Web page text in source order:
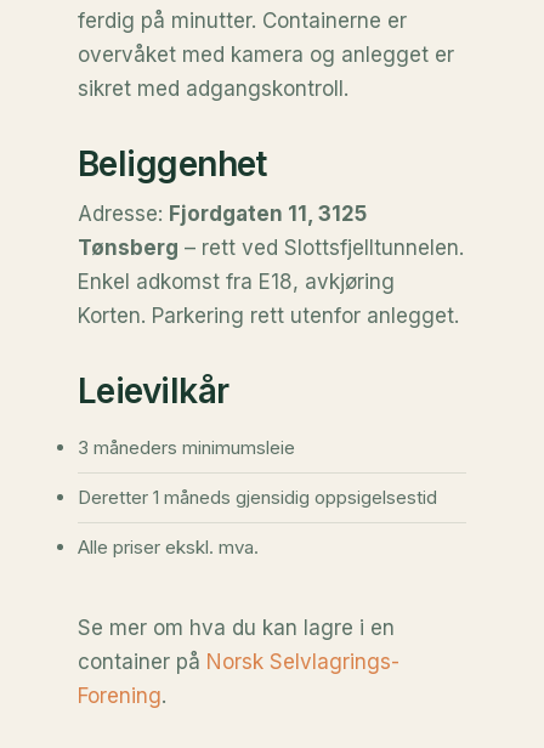
ferdig på minutter. Containerne er
overvåket med kamera og anlegget er
sikret med adgangskontroll.
Beliggenhet
Adresse: Fjordgaten 11, 3125
Tønsberg – rett ved Slottsfjelltunnelen.
Enkel adkomst fra E18, avkjøring
Korten. Parkering rett utenfor anlegget.
Leievilkår
3 måneders minimumsleie
Deretter 1 måneds gjensidig oppsigelsestid
Alle priser ekskl. mva.
Se mer om hva du kan lagre i en
container på Norsk Selvlagrings-
Forening.